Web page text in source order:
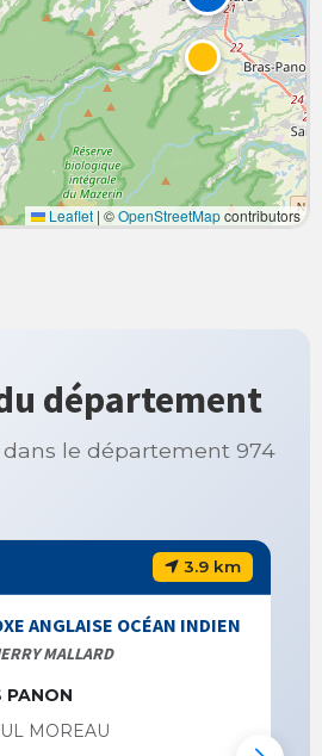
Leaflet | ©OpenStreetMapcontributors
département
le département 974
3.9 km
ANGLAISE OCÉAN INDIEN
MALLARD
PANON
MOREAU